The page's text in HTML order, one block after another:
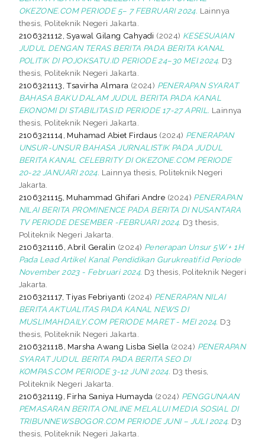
OKEZONE.COM PERIODE 5– 7 FEBRUARI 2024. Lainnya
thesis, Politeknik Negeri Jakarta.
2106321112, Syawal Gilang Cahyadi (2024) KESESUAIAN
JUDUL DENGAN TERAS BERITA PADA BERITA KANAL
POLITIK DI POJOKSATU.ID PERIODE 24–30 MEI 2024. D3
thesis, Politeknik Negeri Jakarta.
2106321113, Tsavirha Almara (2024) PENERAPAN SYARAT
BAHASA BAKU DALAM JUDUL BERITA PADA KANAL
EKONOMI DI STABILITAS.ID PERIODE 17-27 APRIL. Lainnya
thesis, Politeknik Negeri Jakarta.
2106321114, Muhamad Abiet Firdaus (2024) PENERAPAN
UNSUR-UNSUR BAHASA JURNALISTIK PADA JUDUL
BERITA KANAL CELEBRITY DI OKEZONE.COM PERIODE
20-22 JANUARI 2024. Lainnya thesis, Politeknik Negeri
Jakarta.
2106321115, Muhammad Ghifari Andre (2024) PENERAPAN
NILAI BERITA PROMINENCE PADA BERITA DI NUSANTARA
TV PERIODE DESEMBER -FEBRUARI 2024. D3 thesis,
Politeknik Negeri Jakarta.
2106321116, Abril Geralin (2024) Penerapan Unsur 5W + 1H
Pada Lead Artikel Kanal Pendidikan Gurukreatif.id Periode
November 2023 - Februari 2024. D3 thesis, Politeknik Negeri
Jakarta.
2106321117, Tiyas Febriyanti (2024) PENERAPAN NILAI
BERITA AKTUALITAS PADA KANAL NEWS DI
MUSLIMAHDAILY.COM PERIODE MARET - MEI 2024. D3
thesis, Politeknik Negeri Jakarta.
2106321118, Marsha Awang Lisba Siella (2024) PENERAPAN
SYARAT JUDUL BERITA PADA BERITA SEO DI
KOMPAS.COM PERIODE 3-12 JUNI 2024. D3 thesis,
Politeknik Negeri Jakarta.
2106321119, Firha Saniya Humayda (2024) PENGGUNAAN
PEMASARAN BERITA ONLINE MELALUI MEDIA SOSIAL DI
TRIBUNNEWSBOGOR.COM PERIODE JUNI – JULI 2024. D3
thesis, Politeknik Negeri Jakarta.